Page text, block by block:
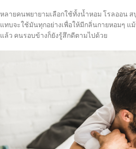
หลายคนพยายามเลือกใช้ทั้งน้ำหอม โรลออน
แทบจะใช้มันทุกอย่างเพื่อให้มีกลิ่นกายหอมๆ แ
แล้ว คนรอบข้างก็ยังรู้สึกดีตามไปด้วย